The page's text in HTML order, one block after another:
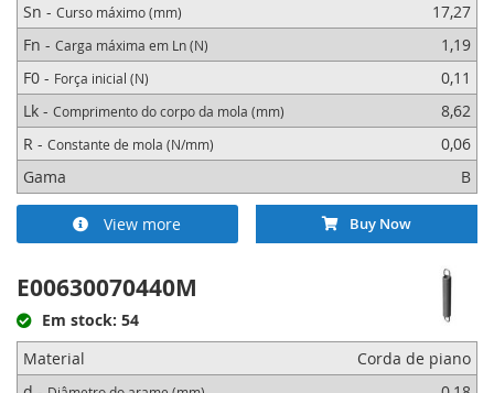
Sn - Curso máximo (mm)
17,27
Fn - Carga máxima em Ln (N)
1,19
F0 - Força inicial (N)
0,11
Lk - Comprimento do corpo da mola (mm)
8,62
R - Constante de mola (N/mm)
0,06
Gama
B
View more Buy Now
E00630070440M
Em stock: 54
Material
Corda de piano